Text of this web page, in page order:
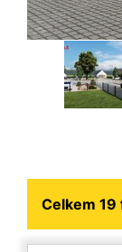
Celkem